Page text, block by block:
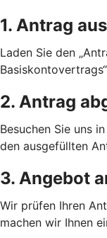
1. Antrag
Laden Sie den
2. Antrag
Besuchen Sie uns
den ausgefüllten
3. Angebot
Wir prüfen Ihren
machen wir Ihnen